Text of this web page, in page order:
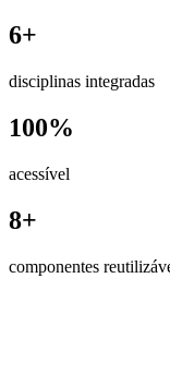
6+
disciplinas integradas
100%
acessível
8+
componentes